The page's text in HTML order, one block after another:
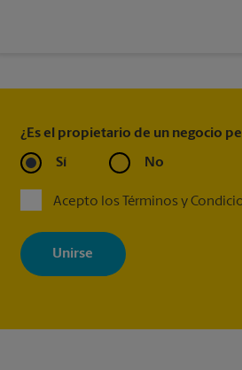
¿Es el propietario de un negocio
Sí No
Acepto los Términos y
Al registrarse, acepta recibir correos electrónicos
con noticias, ofertas especiales, promociones y
adaptados a sus intereses. Puede darse de baja
momento. Para más información, consulte
información, contacte al centro The UPS Store